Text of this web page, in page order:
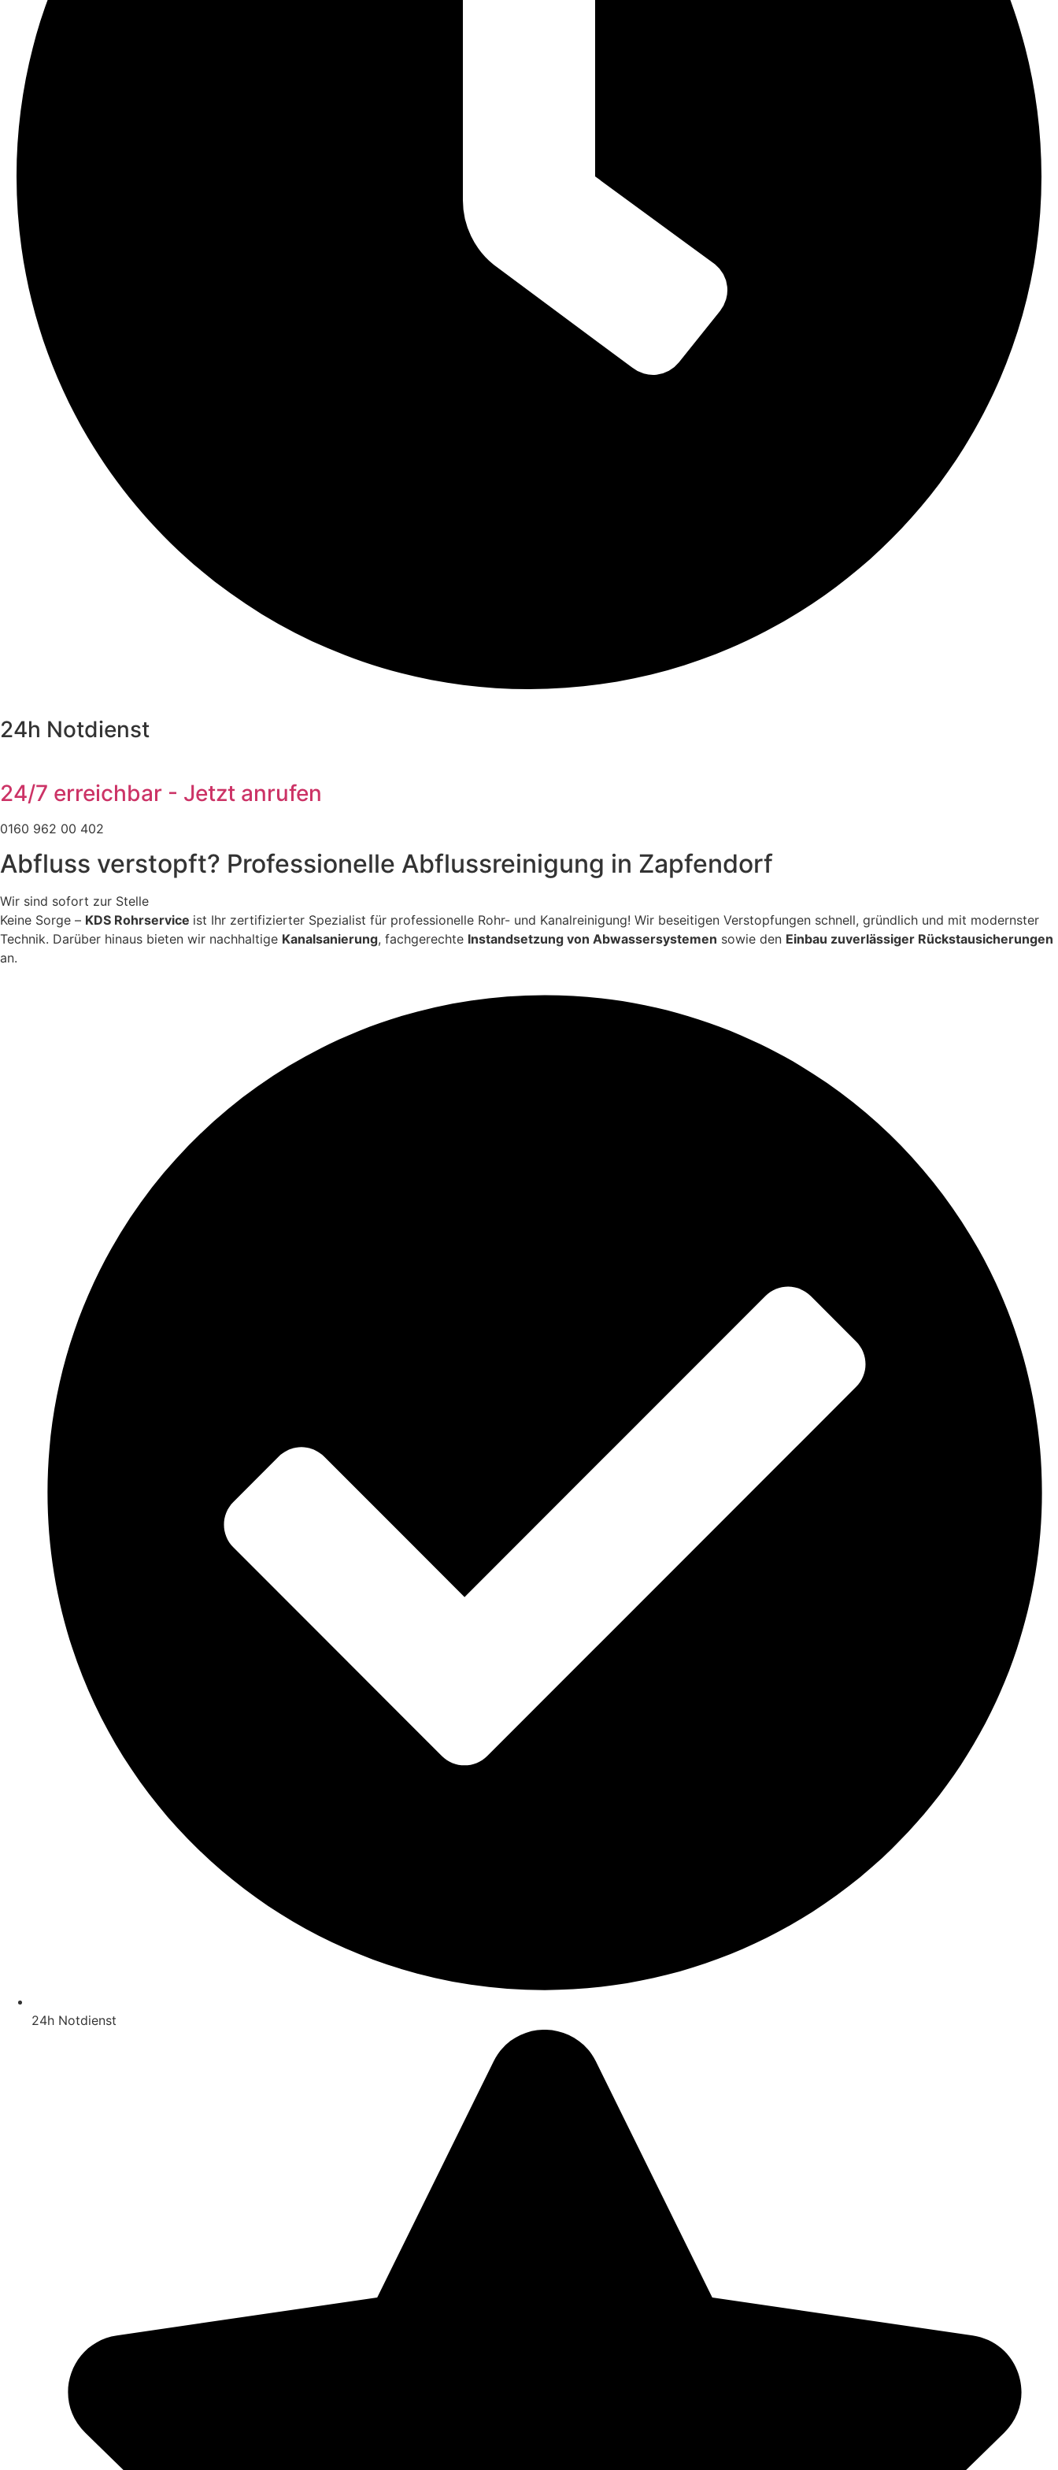
24h Notdienst
24/7 erreichbar - Jetzt anrufen
0160 962 00 402
Abfluss verstopft? Professionelle Abflussreinigung in Zapfendorf
Wir sind sofort zur Stelle
Keine Sorge – KDS Rohrservice ist Ihr zertifizierter Spezialist für professionelle Rohr- und Kanalreinigung! Wir beseitigen Verstopfungen schnell, gründlich und mit modernster
Technik. Darüber hinaus bieten wir nachhaltige Kanalsanierung, fachgerechte Instandsetzung von Abwassersystemen sowie den Einbau zuverlässiger Rückstausicherungen
an.
24h Notdienst